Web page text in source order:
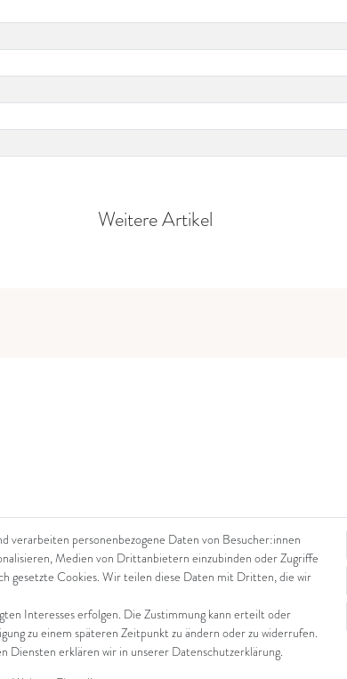
Weitere Artikel
© Copyright 2026 Arena in Arte GmbH | Alle Rechte vorbehalten.
verarbeiten personenbezogene Daten von Besucher:innen
Medien von Drittanbietern einzubinden oder Zugriffe
gesetzte Cookies. Wir teilen diese Daten mit Dritten, die wir
Interesses erfolgen. Die Zustimmung kann erteilt oder
zu einem späteren Zeitpunkt zu ändern oder zu widerrufen.
Diensten erklären wir in unserer Daten­schutz­erklärung.